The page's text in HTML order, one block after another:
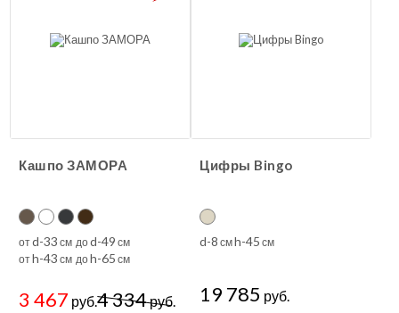
Кашпо ЗАМОРА
отd-33 см доd-49 см
отh-43 см доh-65 см
3 467 руб.4 334руб.
Цифры Bingo
d-8 смh-45 см
19 785 руб.